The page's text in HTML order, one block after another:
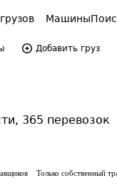
Машины
Добавить груз
365 перевозок
Только собственный